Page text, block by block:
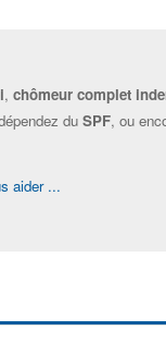
, chômeur complet
du SPF, ou
aider ...